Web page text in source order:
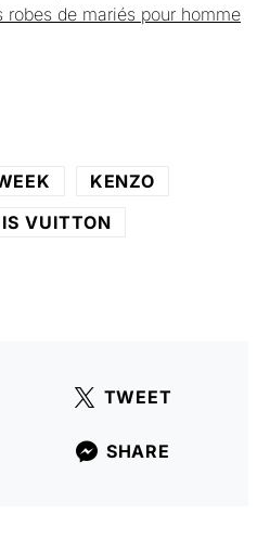
robes de mariés pour homme
KENZO
VUITTON
TWEET
SHARE